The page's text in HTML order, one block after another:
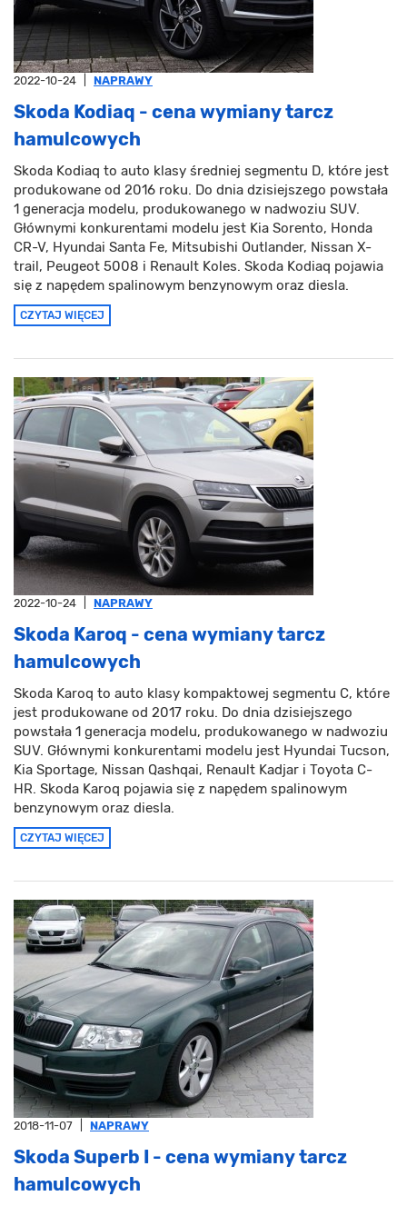
2022-10-24 NAPRAWY
Skoda Kodiaq - cena wymiany tarcz
hamulcowych
Skoda Kodiaq to auto klasy średniej segmentu D, które jest
produkowane od 2016 roku. Do dnia dzisiejszego powstała
1 generacja modelu, produkowanego w nadwoziu SUV.
Głównymi konkurentami modelu jest Kia Sorento, Honda
CR-V, Hyundai Santa Fe, Mitsubishi Outlander, Nissan X-
trail, Peugeot 5008 i Renault Koles. Skoda Kodiaq pojawia
się z napędem spalinowym benzynowym oraz diesla.
CZYTAJ WIĘCEJ
2022-10-24 NAPRAWY
Skoda Karoq - cena wymiany tarcz
hamulcowych
Skoda Karoq to auto klasy kompaktowej segmentu C, które
jest produkowane od 2017 roku. Do dnia dzisiejszego
powstała 1 generacja modelu, produkowanego w nadwoziu
SUV. Głównymi konkurentami modelu jest Hyundai Tucson,
Kia Sportage, Nissan Qashqai, Renault Kadjar i Toyota C-
HR. Skoda Karoq pojawia się z napędem spalinowym
benzynowym oraz diesla.
CZYTAJ WIĘCEJ
2018-11-07 NAPRAWY
Skoda Superb I - cena wymiany tarcz
hamulcowych